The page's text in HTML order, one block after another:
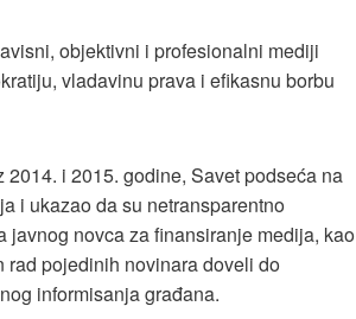
objektivni i profesionalni mediji
vladavinu prava i efikasnu borbu
i 2015. godine, Savet podseća na
i ukazao da su netransparentno
javnog novca za finansiranje medija, kao
pojedinih novinara doveli do
informisanja građana.